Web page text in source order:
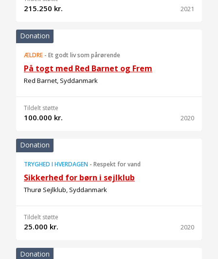
215.250 kr. 2021
Donation
ÆLDRE - Et godt liv som pårørende
På togt med Red Barnet og Frem
Red Barnet, Syddanmark
Tildelt støtte
100.000 kr. 2020
Donation
TRYGHED I HVERDAGEN - Respekt for vand
Sikkerhed for børn i sejlklub
Thurø Sejlklub, Syddanmark
Tildelt støtte
25.000 kr. 2020
Donation